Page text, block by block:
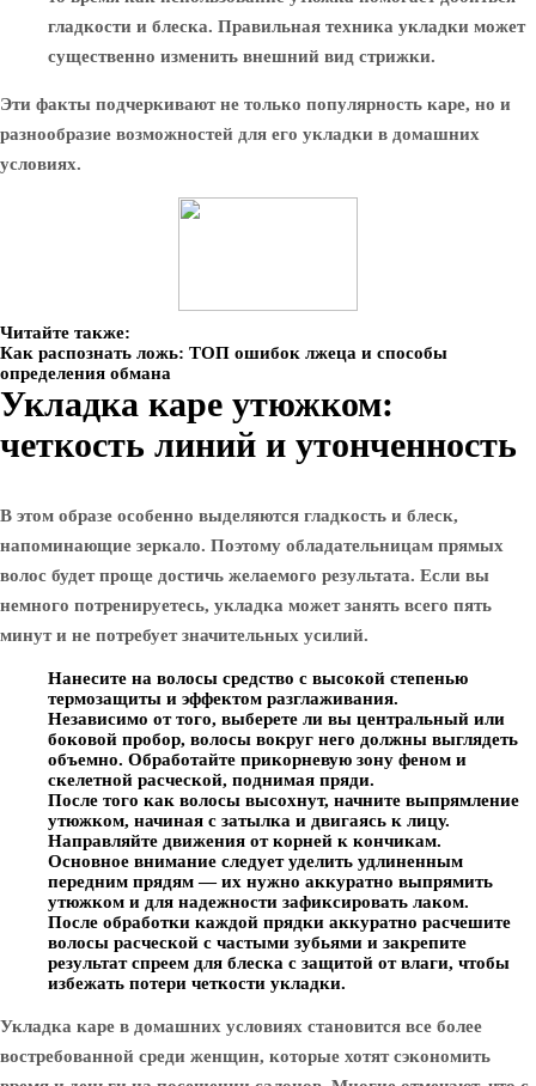
гладкости и блеска. Правильная техника укладки может
существенно изменить внешний вид стрижки.
Эти факты подчеркивают не только популярность каре, но и
разнообразие возможностей для его укладки в домашних
условиях.
Читайте также:
Как распознать ложь: ТОП ошибок лжеца и способы
определения обмана
Укладка каре утюжком:
четкость линий и утонченность
В этом образе особенно выделяются гладкость и блеск,
напоминающие зеркало. Поэтому обладательницам прямых
волос будет проще достичь желаемого результата. Если вы
немного потренируетесь, укладка может занять всего пять
минут и не потребует значительных усилий.
Нанесите на волосы средство с высокой степенью
термозащиты и эффектом разглаживания.
Независимо от того, выберете ли вы центральный или
боковой пробор, волосы вокруг него должны выглядеть
объемно. Обработайте прикорневую зону феном и
скелетной расческой, поднимая пряди.
После того как волосы высохнут, начните выпрямление
утюжком, начиная с затылка и двигаясь к лицу.
Направляйте движения от корней к кончикам.
Основное внимание следует уделить удлиненным
передним прядям — их нужно аккуратно выпрямить
утюжком и для надежности зафиксировать лаком.
После обработки каждой прядки аккуратно расчешите
волосы расческой с частыми зубьями и закрепите
результат спреем для блеска с защитой от влаги, чтобы
избежать потери четкости укладки.
Укладка каре в домашних условиях становится все более
востребованной среди женщин, которые хотят сэкономить